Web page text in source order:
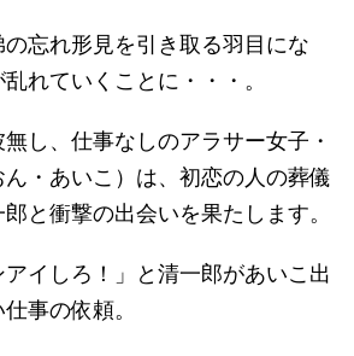
忘れ形見を引き取る羽目にな
れていくことに・・・。
し、仕事なしのアラサー女子・
・あいこ）は、初恋の人の葬儀
と衝撃の出会いを果たします。
アイしろ！」と清一郎があいこ出
事の依頼。